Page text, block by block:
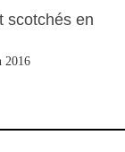
scotchés en
2016